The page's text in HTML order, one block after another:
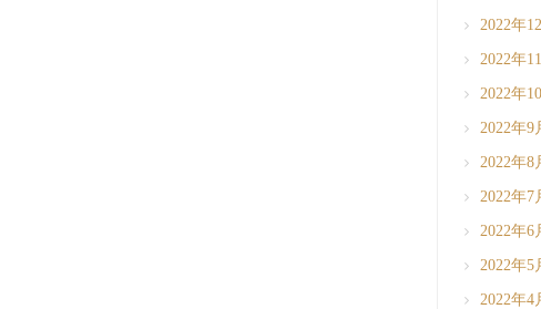
2022年
2022年
2022年
2022年9
2022年8
2022年7
2022年6
2022年5
2022年4